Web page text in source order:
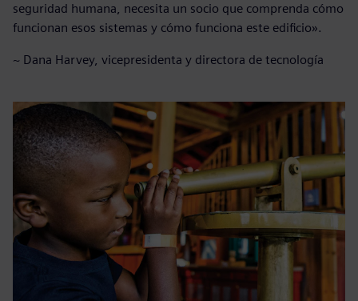
seguridad humana, necesita un socio que comprenda cómo
funcionan esos sistemas y cómo funciona este edificio».
~ Dana Harvey, vicepresidenta y directora de tecnología